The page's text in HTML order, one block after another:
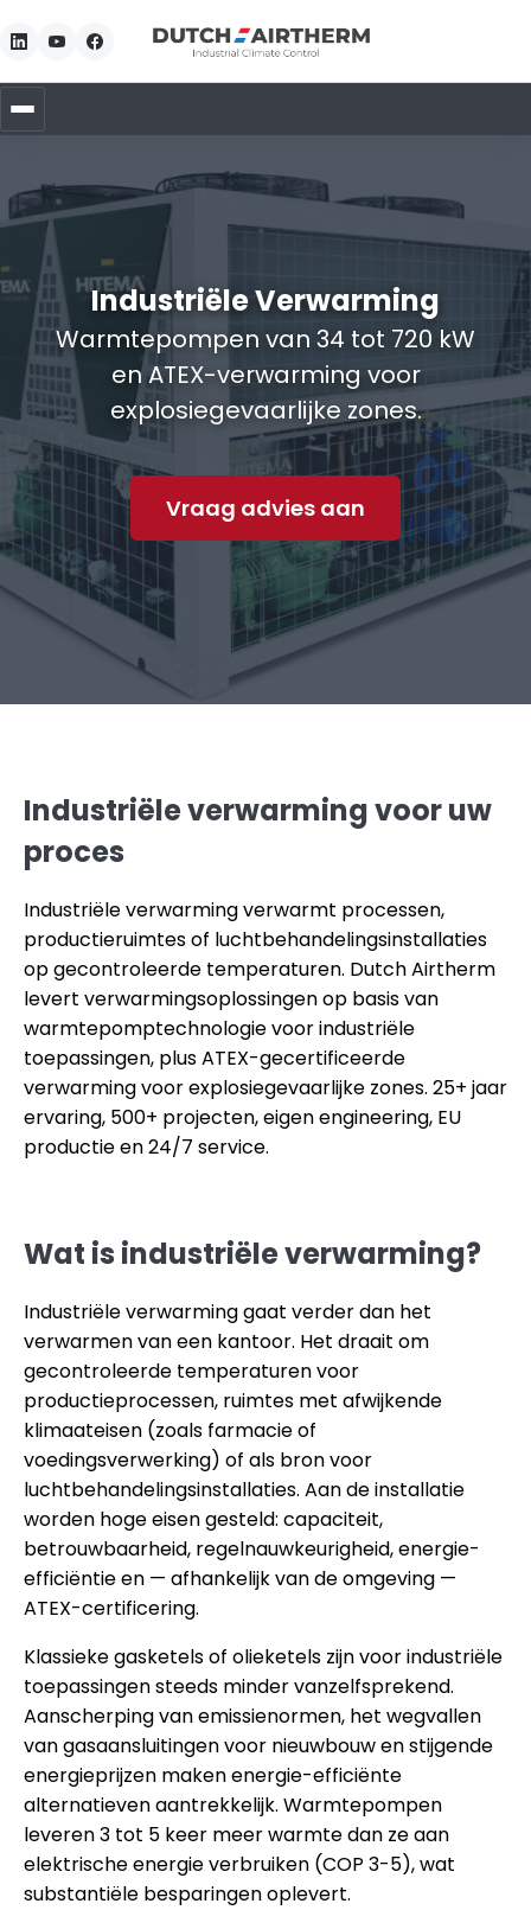
Industriële Verwarming
Warmtepompen van 34 tot 720 kW
en ATEX-verwarming voor
explosiegevaarlijke zones.
Vraag advies aan
Industriële verwarming voor uw
proces
Industriële verwarming verwarmt processen,
productieruimtes of luchtbehandelingsinstallaties
op gecontroleerde temperaturen. Dutch Airtherm
levert verwarmingsoplossingen op basis van
warmtepomptechnologie voor industriële
toepassingen, plus ATEX-gecertificeerde
verwarming voor explosiegevaarlijke zones. 25+ jaar
ervaring, 500+ projecten, eigen engineering, EU
productie en 24/7 service.
Wat is industriële verwarming?
Industriële verwarming gaat verder dan het
verwarmen van een kantoor. Het draait om
gecontroleerde temperaturen voor
productieprocessen, ruimtes met afwijkende
klimaateisen (zoals farmacie of
voedingsverwerking) of als bron voor
luchtbehandelingsinstallaties. Aan de installatie
worden hoge eisen gesteld: capaciteit,
betrouwbaarheid, regelnauwkeurigheid, energie-
efficiëntie en — afhankelijk van de omgeving —
ATEX-certificering.
Klassieke gasketels of olieketels zijn voor industriële
toepassingen steeds minder vanzelfsprekend.
Aanscherping van emissienormen, het wegvallen
van gasaansluitingen voor nieuwbouw en stijgende
energieprijzen maken energie-efficiënte
alternatieven aantrekkelijk. Warmtepompen
leveren 3 tot 5 keer meer warmte dan ze aan
elektrische energie verbruiken (COP 3-5), wat
substantiële besparingen oplevert.